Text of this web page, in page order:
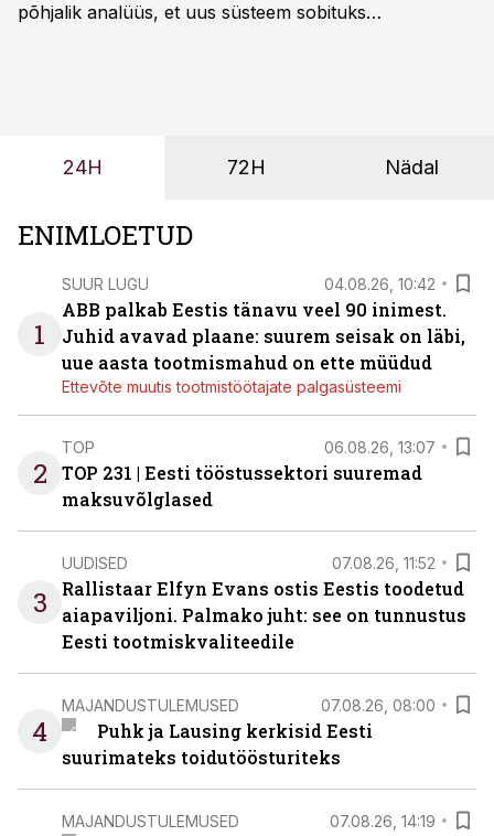
põhjalik analüüs, et uus süsteem sobituks
OÜ tegevjuht Sander Mitendorf.
24H 72H Nädal
ENIMLOETUD
1
SUUR LUGU 04.08.26, 10:42
ABB palkab Eestis tänavu veel 90 inimest.
Juhid avavad plaane: suurem seisak on läbi,
uue aasta tootmismahud on ette müüdud
Ettevõte muutis tootmistöötajate palgasüsteemi
2
TOP 06.08.26, 13:07
TOP 231 | Eesti tööstussektori suuremad
maksuvõlglased
3
UUDISED 07.08.26, 11:52
Rallistaar Elfyn Evans ostis Eestis toodetud
aiapaviljoni. Palmako juht: see on tunnustus
Eesti tootmiskvaliteedile
4
MAJANDUSTULEMUSED 07.08.26, 08:00
Puhk ja Lausing kerkisid Eesti
suurimateks toidutöösturiteks
MAJANDUSTULEMUSED 07.08.26, 14:19